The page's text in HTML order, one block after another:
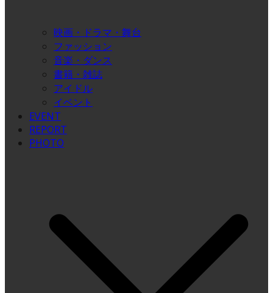
映画・ドラマ・舞台
ファッション
音楽・ダンス
書籍・雑誌
アイドル
イベント
EVENT
REPORT
PHOTO